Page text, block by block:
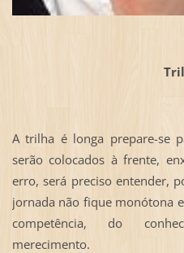
A trilha é longa prepare-se
serão colocados à frente,
erro, será preciso entender,
jornada não fique monótona
competência, do
merecimento.